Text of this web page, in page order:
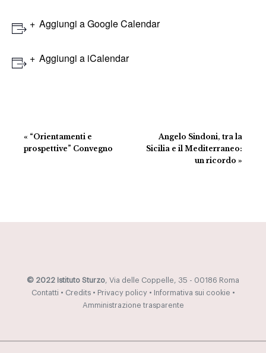
Aggiungi a Google Calendar
Aggiungi a iCalendar
Evento
Navigazione
« “Orientamenti e
prospettive” Convegno
Angelo Sindoni, tra la
Sicilia e il Mediterraneo:
un ricordo »
© 2022 Istituto Sturzo, Via delle Coppelle, 35 - 00186 Roma
Contatti • Credits• Privacy policy• Informativa sui cookie •
Amministrazione trasparente